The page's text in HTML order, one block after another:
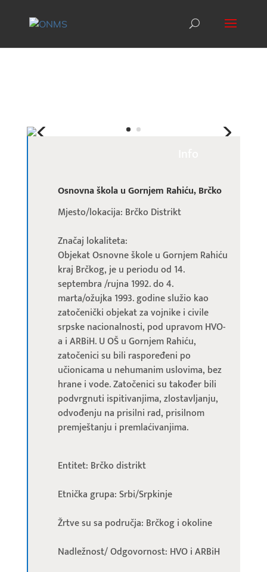
Osnovna škola u Gornjem Rahiću, Brčko
Mjesto/lokacija: Brčko Distrikt
Značaj lokaliteta:
Objekat Osnovne škole u Gornjem Rahiću
kraj Brčkog, je u periodu od 14.
septembra /rujna 1992. do 4.
marta/ožujka 1993. godine služio kao
zatočenički objekat za vojnike i civile
srpske nacionalnosti, pod upravom HVO-
a i ARBiH. U OŠ u Gornjem Rahiću,
zatočenici su bili raspoređeni po
učionicama u nehumanim uslovima, bez
hrane i vode. Zatočenici su također bili
podvrgnuti ispitivanjima, zlostavljanju,
odvođenju na prisilni rad, prisilnom
premještanju i premlaćivanjima.
Entitet: Brčko distrikt
Etnička grupa: Srbi/Srpkinje
Žrtve su sa područja: Brčkog i okoline
Nadležnost/ Odgovornost: HVO i ARBiH